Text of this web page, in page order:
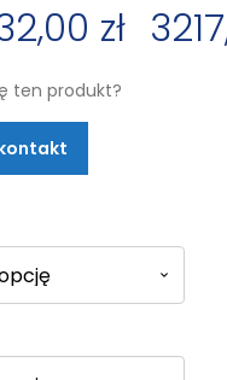
zł
zł
zł
ten produkt?